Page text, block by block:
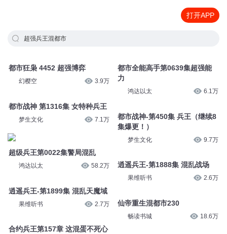
打开APP
超强兵王混都市
都市狂枭 4452 超强博弈
幻樱空 3.9万
都市战神 第1316集 女特种兵王
梦生文化 7.1万
超级兵王第0022集警局混乱
鸿达以太 58.2万
逍遥兵王-第1899集 混乱天魔域
果维听书 2.7万
合约兵王第157章 这混蛋不死心
都市全能高手第0639集超强能
力
鸿达以太 6.1万
都市战神-第450集 兵王（继续8
集爆更！）
梦生文化 9.7万
逍遥兵王-第1888集 混乱战场
果维听书 2.6万
仙帝重生混都市230
畅读书城 18.6万